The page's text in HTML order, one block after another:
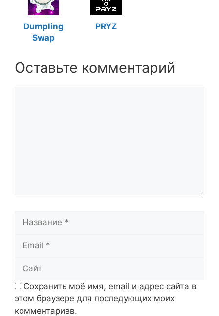
Dumpling
Swap
PRYZ
Оставьте комментарий
Название
Email
Сайт
Сохранить моё имя, email и адрес сайта в
этом браузере для последующих моих
комментариев.